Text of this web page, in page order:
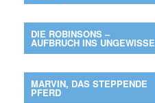
DIE ROBINSONS –
AUFBRUCH INS UNGEWISSE
MARVIN, DAS STEPPENDE
PFERD